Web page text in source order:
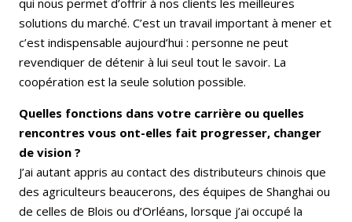
qui nous permet d’offrir à nos clients les meilleures
solutions du marché. C’est un travail important à mener et
c’est indispensable aujourd’hui : personne ne peut
revendiquer de détenir à lui seul tout le savoir. La
coopération est la seule solution possible.
Quelles fonctions dans votre carrière ou quelles
rencontres vous ont-elles fait progresser, changer
de vision ?
J’ai autant appris au contact des distributeurs chinois que
des agriculteurs beaucerons, des équipes de Shanghai ou
de celles de Blois ou d’Orléans, lorsque j’ai occupé la